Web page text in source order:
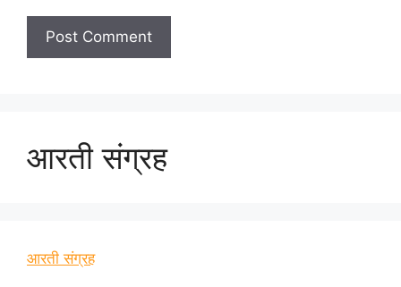
आरती संग्रह
आरती संग्रह